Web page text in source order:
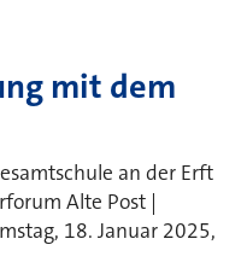
mit dem
an der Erft
Alte Post |
18. Januar 2025,